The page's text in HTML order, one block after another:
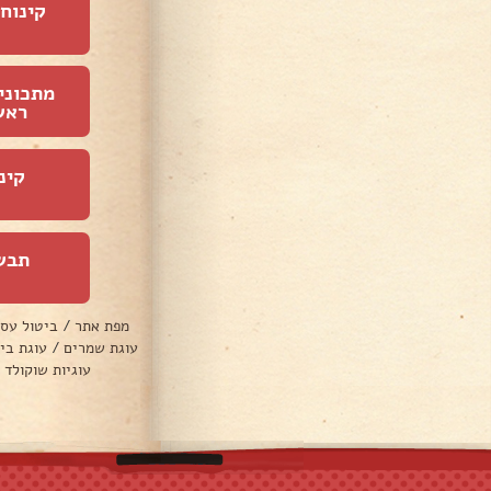
מפת אתר / ביטול
עוגת שמרים / עוגת
עוגיות